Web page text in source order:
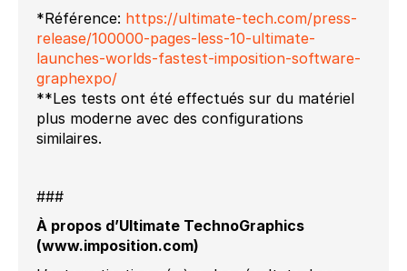
*Référence: https://ultimate-tech.com/press-
release/100000-pages-less-10-ultimate-
launches-worlds-fastest-imposition-software-
graphexpo/
**Les tests ont été effectués sur du matériel
plus moderne avec des configurations
similaires.
###
À propos d’Ultimate TechnoGraphics
(www.imposition.com)